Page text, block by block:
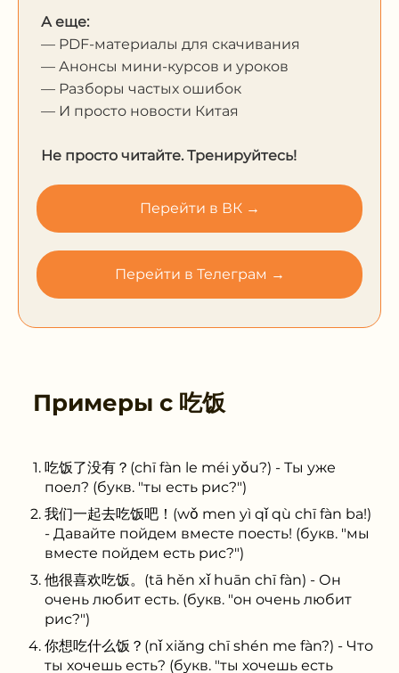
А еще:
— PDF-материалы для скачивания
— Анонсы мини-курсов и уроков
— Разборы частых ошибок
— И просто новости Китая
Не просто читайте. Тренируйтесь!
Перейти в ВК →
Перейти в Телеграм →
Примеры с 吃饭
吃饭了没有？(chī fàn le méi yǒu?) - Ты уже
поел? (букв. "ты есть рис?")
我们一起去吃饭吧！(wǒ men yì qǐ qù chī fàn ba!)
- Давайте пойдем вместе поесть! (букв. "мы
вместе пойдем есть рис?")
他很喜欢吃饭。(tā hěn xǐ huān chī fàn) - Он
очень любит есть. (букв. "он очень любит
рис?")
你想吃什么饭？(nǐ xiǎng chī shén me fàn?) - Что
ты хочешь есть? (букв. "ты хочешь есть